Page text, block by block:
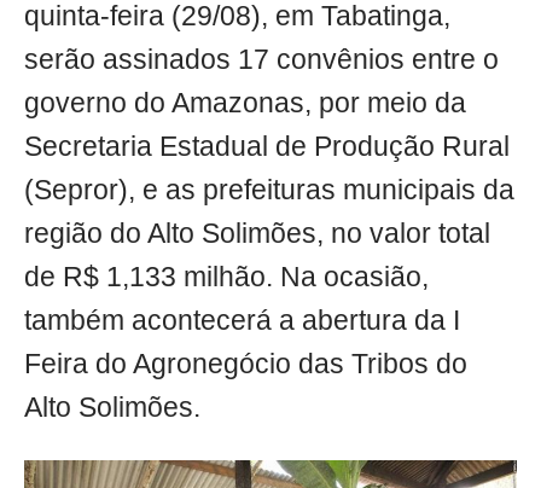
quinta-feira (29/08), em Tabatinga,
serão assinados 17 convênios entre o
governo do Amazonas, por meio da
Secretaria Estadual de Produção Rural
(Sepror), e as prefeituras municipais da
região do Alto Solimões, no valor total
de R$ 1,133 milhão. Na ocasião,
também acontecerá a abertura da I
Feira do Agronegócio das Tribos do
Alto Solimões.